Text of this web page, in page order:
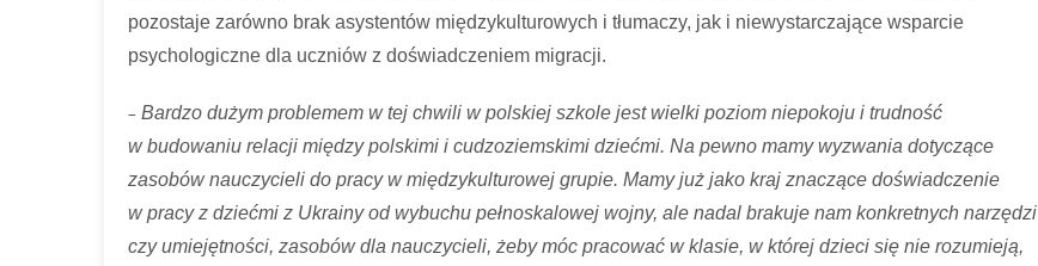
pozostaje zarówno brak asystentów międzykulturowych i tłumaczy, jak i niewystarczające wsparcie
psychologiczne dla uczniów z doświadczeniem migracji.
– Bardzo dużym problemem w tej chwili w polskiej szkole jest wielki poziom niepokoju i trudność
w budowaniu relacji między polskimi i cudzoziemskimi dziećmi. Na pewno mamy wyzwania dotyczące
zasobów nauczycieli do pracy w międzykulturowej grupie. Mamy już jako kraj znaczące doświadczenie
w pracy z dziećmi z Ukrainy od wybuchu pełnoskalowej wojny, ale nadal brakuje nam konkretnych narzędzi
czy umiejętności, zasobów dla nauczycieli, żeby móc pracować w klasie, w której dzieci się nie rozumieją,